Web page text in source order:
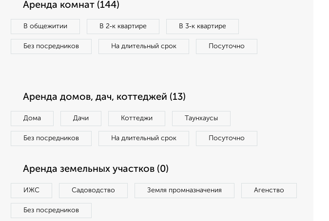
Аренда комнат (144)
В общежитии В 2‑к квартире В 3‑к квартире
Без посредников На длительный срок Посуточно
Аренда домов, дач, коттеджей (13)
Дома Дачи Коттеджи Таунхаусы
Без посредников На длительный срок Посуточно
Аренда земельных участков (0)
ИЖС Садоводство Земля промназначения Агенство
Без посредников